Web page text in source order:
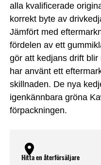
alla kvalificerade
korrekt byte av
Jämfört med
fördelen av ett
gör att kedjans drift
har använt ett
skillnaden. De nya
igenkännbara gröna
förpackningen.
Hitta en återförsäljare